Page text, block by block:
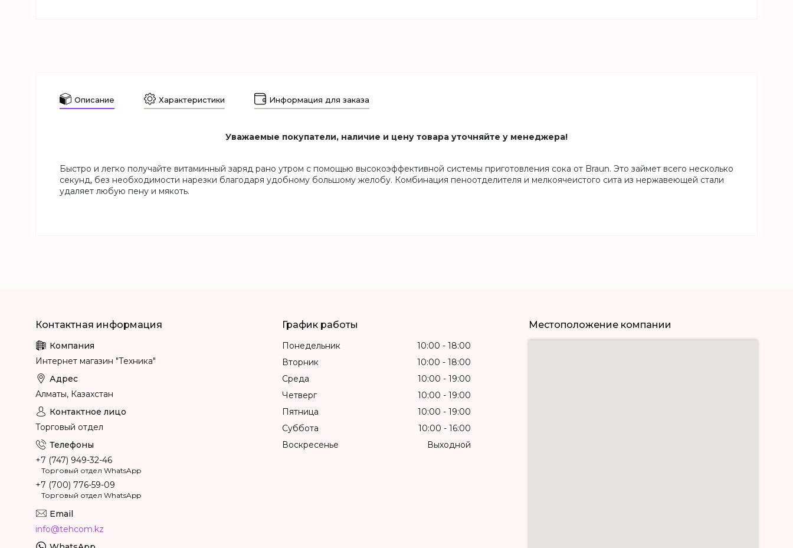
Описание Характеристики Информация для заказа
Уважаемые покупатели, наличие и цену товара уточняйте у менеджера!
Быстро и легко получайте витаминный заряд рано утром с помощью высокоэффективной системы приготовления сока от Braun. Это займет всего несколько
секунд, без необходимости нарезки благодаря удобному большому желобу. Комбинация пеноотделителя и мелкоячеистого сита из нержавеющей стали
удаляет любую пену и мякоть.
Интернет магазин "Техника"
Алматы, Казахстан
Торговый отдел
+7 (747) 949-32-46
Торговый отдел WhatsApp
+7 (700) 776-59-09
Торговый отдел WhatsApp
info@tehcom.kz
График работы
Понедельник 10:00
18:00
Вторник
10:00
18:00
Среда
10:00
19:00
Четверг
10:00
19:00
Пятница
10:00
19:00
Суббота
10:00
16:00
Воскресенье
Выходной
Местоположение компании